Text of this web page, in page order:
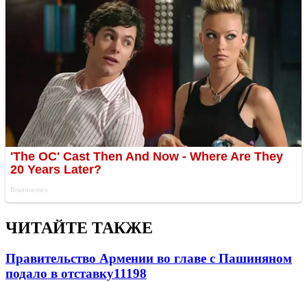
ЧИТАЙТЕ ТАКЖЕ
Правительство Армении во главе с Пашиняном
подало в отставку11198